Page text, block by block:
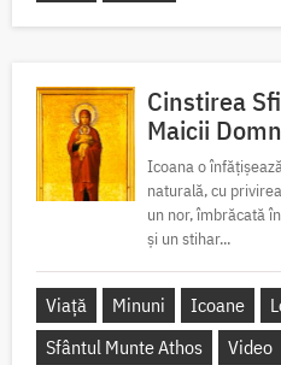
Cinstirea
Maicii
Icoana o
naturală, cu
un nor, îmbrăcată
și un stihar...
Viață Minuni Icoane
Sfântul Munte Athos
Video